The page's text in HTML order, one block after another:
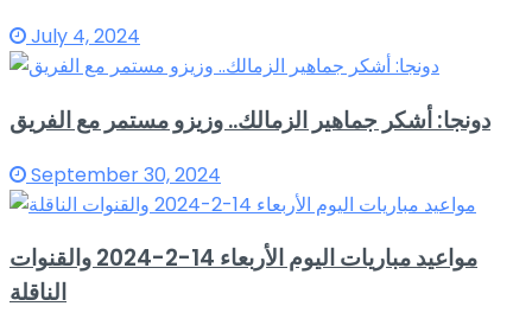
July 4, 2024
دونجا: أشكر جماهير الزمالك.. وزيزو مستمر مع الفريق
September 30, 2024
مواعيد مباريات اليوم الأربعاء 14-2-2024 والقنوات
الناقلة